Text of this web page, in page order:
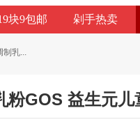
块9包邮 剁手热卖
制乳...
GOS 益生元儿